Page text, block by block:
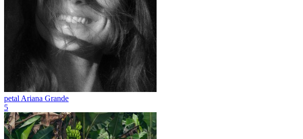
petal Ariana Grande
5